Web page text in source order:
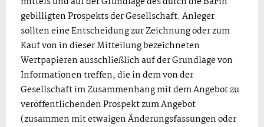
gebilligten Prospekts der Gesellschaft. Anleger
sollten eine Entscheidung zur Zeichnung oder zum
Kauf von in dieser Mitteilung bezeichneten
Wertpapieren ausschließlich auf der Grundlage von
Informationen treffen, die in dem von der
Gesellschaft im Zusammenhang mit dem Angebot zu
veröffentlichenden Prospekt zum Angebot
(zusammen mit etwaigen Änderungsfassungen oder